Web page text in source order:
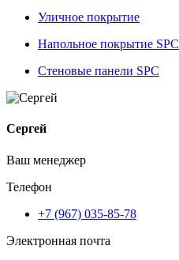
Уличное покрытие
Напольное покрытие SPC
Стеновые панели SPC
Сергей
Ваш менеджер
Телефон
+7 (967) 035-85-78
Электронная почта